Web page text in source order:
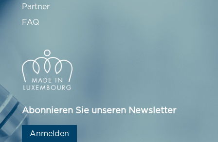
Partner
FAQ
Abonnieren Sie unseren Newsletter
Anmelden